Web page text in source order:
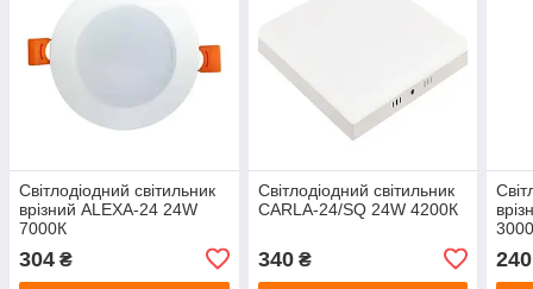
Світлодіодний світильник
врізний ALEXA-24 24W
7000К
304 ₴
Світлодіодний світильник
CARLA-24/SQ 24W 4200К
340₴ 240